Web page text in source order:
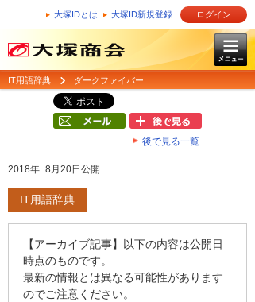
大塚IDとは 大塚ID新規登録 ログイン
IT用語辞典 ダークファイバー
後で見る一覧
2018年 8月20日公開
IT用語辞典
【アーカイブ記事】以下の内容は公開日
時点のものです。
最新の情報とは異なる可能性があります
のでご注意ください。